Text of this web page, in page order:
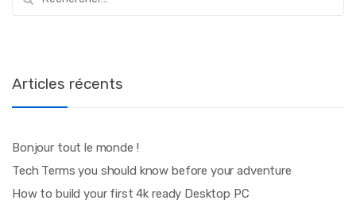
Articles récents
Bonjour tout le monde !
Tech Terms you should know before your adventure
How to build your first 4k ready Desktop PC